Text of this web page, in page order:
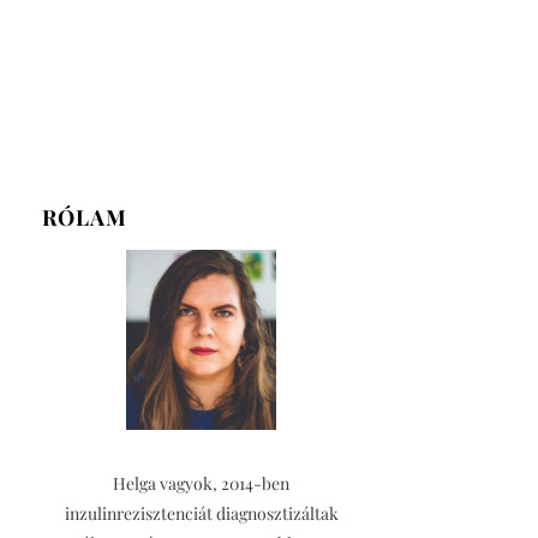
RÓLAM
Helga vagyok, 2014-ben
inzulinrezisztenciát diagnosztizáltak